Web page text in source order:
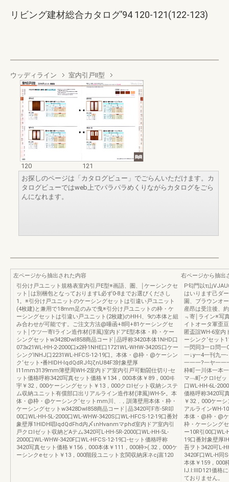
リビング建材総合カタログ’94 120-121(122-123)
ウッディライン 室内引戸Ⅱ型
120
121
お探しのページは「カタログビュー」でごらんいただけます。カ
タログビューではweb上でパラパラめくりながらカタログをごら
んになれます。
左ページから抽出された内容
引分け戸ユニット規格表室内引戸E型※画語、圏、￨ケーシンクセ
ット￨は別梱包となっておりますL必ず0-8までお選びくださし
1。※引分け戸ユニットのケーシングセットは引違い戸ユニット
(4枚建)と兼用で18mm足のみで曳※引分け戸ユニットの枠・ケ
ーシングセットは引違い戸ユニット(2枚建)のHH-l、9の本体と組
み合わせが可能です。ご注文方法@唾函+8同+81ケーシングセ
ット￨ウツ一寄lライン造作材(洋風)室内ドアE型本体・粋・ケー
シングセットw3428Dwl858商品コード￨品呼称3420本体1NHD口
073x21WL-HH-2-2000口x2枠1NHE口1721WL-WHW-3420S口ケー
シングINHJ口2231WL-HFCS-12-19口。本体・@枠・@ケーシン
ク‘セット•番HIDH-lqdQdRJ勾ζnU84F3対象壁厚
l11mm3139mm簿壁周WH-2室内ドア室内引戸可動閤仕切り-セ
ット価格呼称3420写真セット価格￥134，000本体￥89，000ヰ
宇￥32，000ケーシングセット￥13，000クロlゼット収納システ
ム収納ユニット有償部口出リアルライン造作材(津風)WH-5•。本
体・@枠・@ケーシンク‘セットmm川、.，訓薄壁用本体・枠・
ケーシングセットw3428Dwl858商品コード￨品3420可F市-5R叩
00口WL-HH-5L-2000口WL-WHW-3420S口WL-HFCS-12-19口番対
象壁厚1HIDH唱lqdQdFhd内〆ιnHvanmマphd室内ドア室内引
戸クロlゼット収納どAテム3420可L-HH-5R-2000口WL-HH-5L-
2000口WL-WHW-3420F口WL-HFCS-12-19口-セット価格呼称
3420写真セット価格￥156，000本体￥111，000枠>(.32，000ケ
ーシンクeセット￥13，000階段ユニット玄関収納床ネcj富120
右ページから抽出
P匂門以τ山
はいります己ダ
園、ブラウンオ
産昂は受注後、
﹃寄￨ライン※写
イトオータ軍歪
匿盃誼WH-6室内
ーシンク‘セッ
一閃同3一ロ問一
一↓y一4一刊九一
一一一?一ヤ一一
枠町一川体一本
マ﹁町•クロlゼ
口WL-HH-6L-
価格呼称3420写
￥32，000ケー
アルラインWH-
本体・@枠・@
枠・ケーシング
ー10R引00口WL-
19口番対象壁厚
吾ヲト3420可L-
3420F口WL-H同
本体￥159，000
lJ.l:llID121価格
ておりません。